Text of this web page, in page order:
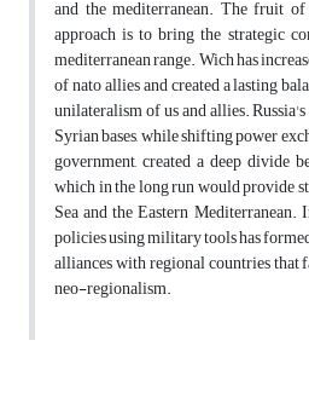
and the mediterranean. The fruit of
approach is to bring the strategic
mediterranean range. Wich has
of nato allies and created a lasting
unilateralism of us and allies.
Syrian bases, while shifting power
government, created a deep divide
which in the long run would provide
Sea and the Eastern
policies using military tools has
alliances with regional countries
neo-regionalism.